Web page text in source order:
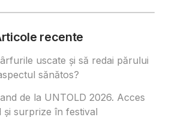
recente
uscate și să redai părului
sănătos?
de la UNTOLD 2026. Acces
și surprize în festival